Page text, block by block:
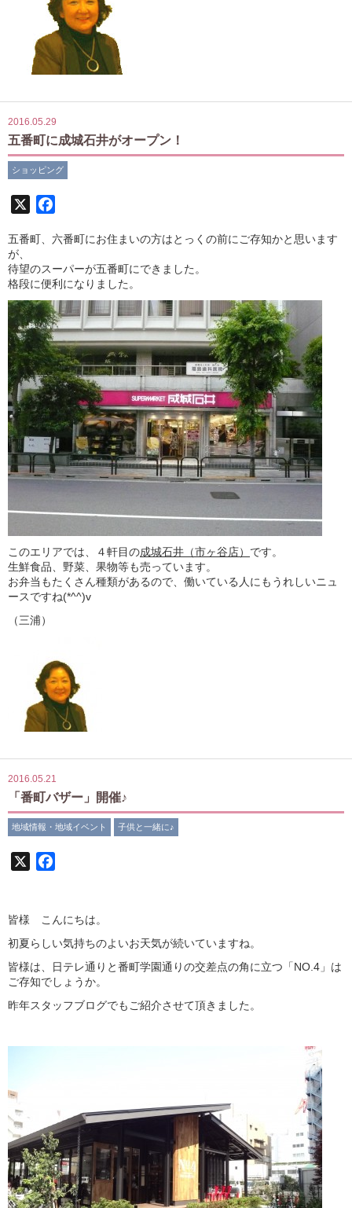
2016.05.29
五番町に成城石井がオープン！
ショッピング
五番町、六番町にお住まいの方はとっくの前にご存知かと思います
が、
待望のスーパーが五番町にできました。
格段に便利になりました。
このエリアでは、４軒目の成城石井（市ヶ谷店） です。
生鮮食品、野菜、果物等も売っています。
お弁当もたくさん種類があるので、働いている人にもうれしいニュ
ースですね(*^^)v
（三浦）
2016.05.21
「番町バザー」開催♪
地域情報・地域イベント 子供と一緒に♪
皆様 こんにちは。
初夏らしい気持ちのよいお天気が続いていますね。
皆様は、日テレ通りと番町学園通りの交差点の角に立つ「NO.4」は
ご存知でしょうか。
昨年スタッフブログでもご紹介させて頂きました。